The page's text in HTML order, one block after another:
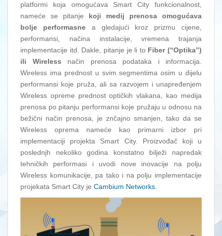
platformi koja omogućava Smart City funkcionalnost,
nameće se pitanje koji medij prenosa omogućava
bolje performasnea gledajući kroz prizmu cijene,
performansi, načina instalacije, vremena trajanja
implementacije itd. Dakle, pitanje je li to Fiber (“Optika”)
ili Wireless način prenosa podataka i informacija.
Wireless ima prednost u svim segmentima osim u dijelu
performansi koje pruža, ali sa razvojem i unapređenjem
Wireless opreme prednost optičkih vlakana, kao medija
prenosa po pitanju performansi koje pružaju u odnosu na
bežični način prenosa, je znčajno smanjen, tako da se
Wireless oprema nameće kao primarni izbor pri
implementaciji projekta Smart City. Proizvođač koji u
poslednjh nekoliko godina konstatno bilježi napredak
tehničkih performasi i uvodi nove inovacije na polju
Wireless komunikacije, pa tako i na polju implementacije
projekata Smart City je Cambium Networks